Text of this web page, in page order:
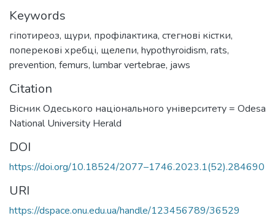
Keywords
гіпотиреоз, щури, профілактика, стегнові кістки,
поперекові хребці, щелепи, hypothyroidism, rats,
prevention, femurs, lumbar vertebrae, jaws
Citation
Вісник Одеського національного університету = Odesa
National University Herald
DOI
https://doi.org/10.18524/2077–1746.2023.1(52).284690
URI
https://dspace.onu.edu.ua/handle/123456789/36529